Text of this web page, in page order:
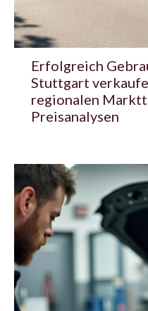
Erfolgreich
Stuttgart
regionalen
Preisanalysen